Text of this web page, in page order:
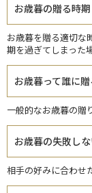
お歳暮の贈る時
お歳暮を贈る適切な
期を過ぎてしまった
お歳暮って誰に
一般的なお歳暮の贈
お歳暮の失敗し
相手の好みに合わせ